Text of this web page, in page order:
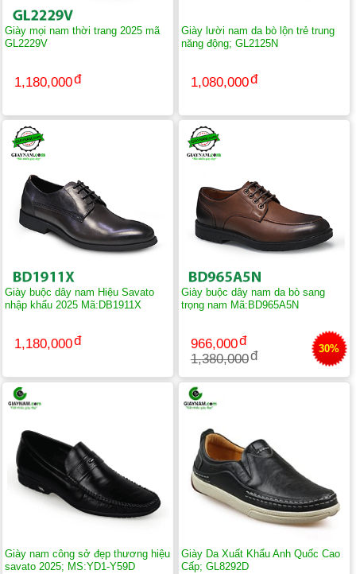
Giày mọi nam thời trang 2025 mã
GL2229V
1,180,000
Giày lười nam da bò lộn trẻ trung
năng động; GL2125N
1,080,000
Giày buộc dây nam Hiệu Savato
nhập khẩu 2025 Mã:DB1911X
1,180,000
Giày buộc dây nam da bò sang
trọng nam Mã:BD965A5N
966,000
1,380,000
30%
Giày nam công sở đẹp thương hiệu
savato 2025; MS:YD1-Y59D
Giày Da Xuất Khẩu Anh Quốc Cao
Cấp; GL8292D